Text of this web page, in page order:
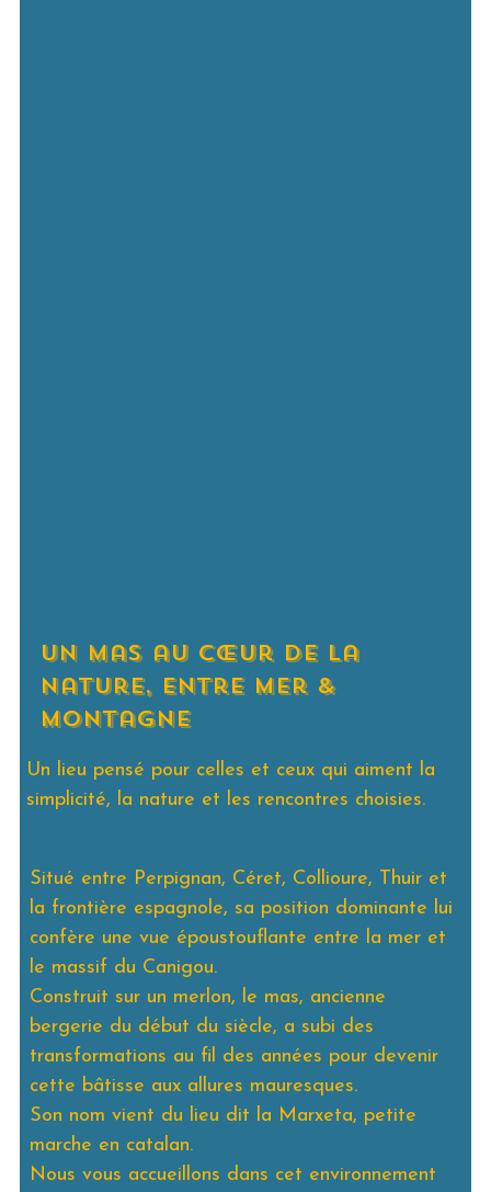
Un mas au cœur de la
nature, entre mer &
montagne
Un lieu pensé pour celles et ceux qui aiment la
simplicité, la nature et les rencontres choisies.
Situé entre Perpignan, Céret, Collioure, Thuir et
la frontière espagnole, sa position dominante lui
confère une vue époustouflante entre la mer et
le massif du Canigou.
Construit sur un merlon, le mas, ancienne
bergerie du début du siècle, a subi des
transformations au fil des années pour devenir
cette bâtisse aux allures mauresques.
​Son nom vient du lieu dit la Marxeta, petite
marche en catalan.
Nous vous accueillons dans cet environnement